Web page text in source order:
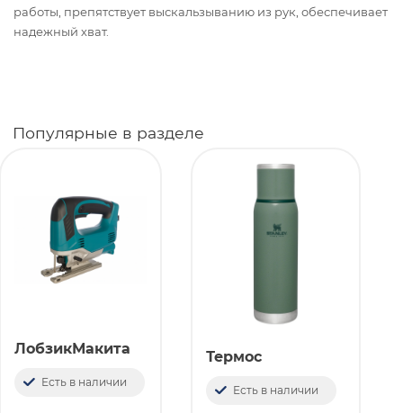
работы, препятствует выскальзыванию из рук, обеспечивает
надежный хват.
Популярные в разделе
ЛобзикМакита
Есть в наличии
Термос
Есть в наличии